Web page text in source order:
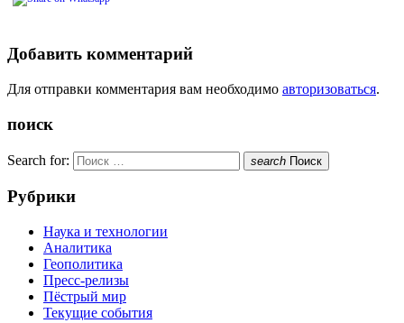
Добавить комментарий
Для отправки комментария вам необходимо авторизоваться.
поиск
Search for: search Поиск
Рубрики
Наука и технологии
Аналитика
Геополитика
Пресс-релизы
Пёстрый мир
Текущие события